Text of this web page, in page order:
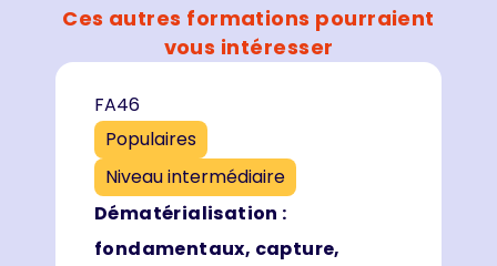
Ces autres formations pourraient
vous intéresser
FA46
Populaires
Niveau intermédiaire
Dématérialisation :
fondamentaux, capture,